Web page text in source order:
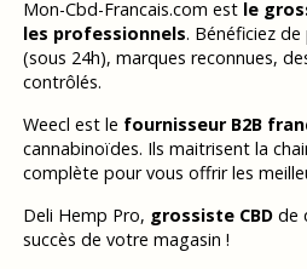
Mon-Cbd-Francais.com est le
les professionnels. Bénéficiez
(sous 24h), marques reconnues,
contrôlés.
Weecl est le fournisseur B2B
cannabinoïdes. Ils maitrisent la
complète pour vous offrir les
Deli Hemp Pro, grossiste CBDde
succès de votre magasin !